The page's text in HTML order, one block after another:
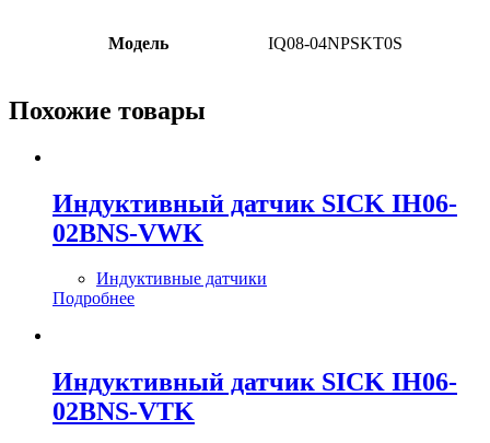
Модель IQ08-04NPSKT0S
Похожие товары
Индуктивный датчик SICK IH06-
02BNS-VWK
Индуктивные датчики
Подробнее
Индуктивный датчик SICK IH06-
02BNS-VTK